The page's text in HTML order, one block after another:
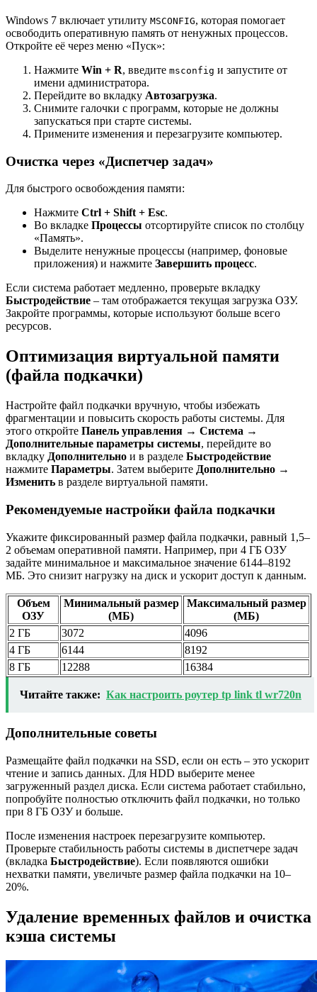
Windows 7 включает утилиту MSCONFIG, которая помогает
освободить оперативную память от ненужных процессов.
Откройте её через меню «Пуск»:
Нажмите Win + R, введите msconfig и запустите от
имени администратора.
Перейдите во вкладку Автозагрузка.
Снимите галочки с программ, которые не должны
запускаться при старте системы.
Примените изменения и перезагрузите компьютер.
Очистка через «Диспетчер задач»
Для быстрого освобождения памяти:
Нажмите Ctrl + Shift + Esc.
Во вкладке Процессы отсортируйте список по столбцу
«Память».
Выделите ненужные процессы (например, фоновые
приложения) и нажмите Завершить процесс.
Если система работает медленно, проверьте вкладку
Быстродействие – там отображается текущая загрузка ОЗУ.
Закройте программы, которые используют больше всего
ресурсов.
Оптимизация виртуальной памяти
(файла подкачки)
Настройте файл подкачки вручную, чтобы избежать
фрагментации и повысить скорость работы системы. Для
этого откройте Панель управления → Система →
Дополнительные параметры системы, перейдите во
вкладку Дополнительно и в разделе Быстродействие
нажмите Параметры. Затем выберите Дополнительно →
Изменить в разделе виртуальной памяти.
Рекомендуемые настройки файла подкачки
Укажите фиксированный размер файла подкачки, равный 1,5–
2 объемам оперативной памяти. Например, при 4 ГБ ОЗУ
задайте минимальное и максимальное значение 6144–8192
МБ. Это снизит нагрузку на диск и ускорит доступ к данным.
Объем
ОЗУ
Минимальный размер
(МБ)
Максимальный размер
(МБ)
2 ГБ
3072
4096
4 ГБ
6144
8192
8 ГБ
12288 16384
Читайте также: Как настроить роутер tp link tl wr720n
Дополнительные советы
Размещайте файл подкачки на SSD, если он есть – это ускорит
чтение и запись данных. Для HDD выберите менее
загруженный раздел диска. Если система работает стабильно,
попробуйте полностью отключить файл подкачки, но только
при 8 ГБ ОЗУ и больше.
После изменения настроек перезагрузите компьютер.
Проверьте стабильность работы системы в диспетчере задач
(вкладка Быстродействие). Если появляются ошибки
нехватки памяти, увеличьте размер файла подкачки на 10–
20%.
Удаление временных файлов и очистка
кэша системы